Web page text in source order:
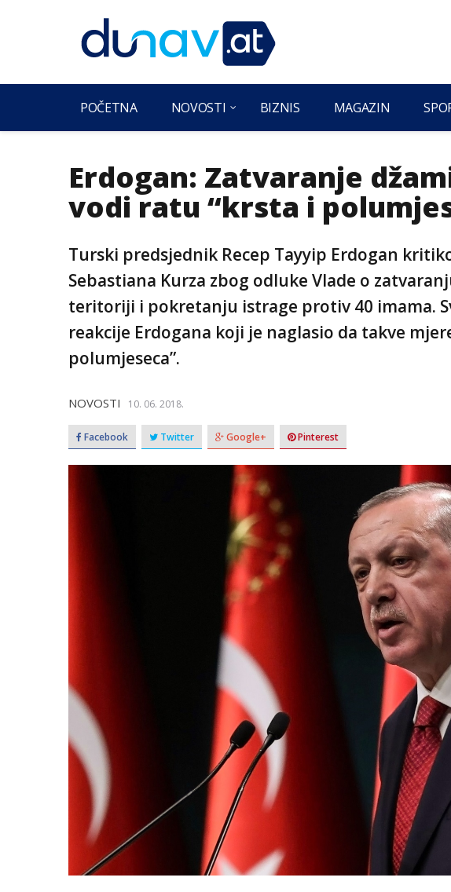
POČETNA NOVOSTI BIZNIS MAGAZIN
Erdogan: Zatvaranje
vodi ratu “krsta i
Turski predsjednik Recep Tayyip Erdogan
Sebastiana Kurza zbog odluke Vlade o
teritoriji i pokretanju istrage protiv 40 imama.
reakcije Erdogana koji je naglasio da takve
polumjeseca”.
NOVOSTI 10. 06. 2018.
Facebook Twitter Google+ Pinterest